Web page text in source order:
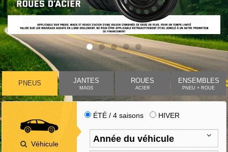
PNEUS JANTES
MAGS
ROUES
ACIER
ENSEMBLES
PNEU + ROUE
Véhicule
ÉTÉ / 4 saisons HIVER